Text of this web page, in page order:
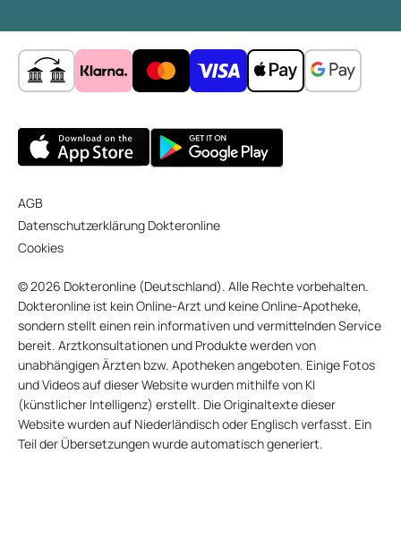
AGB
Datenschutzerklärung Dokteronline
Cookies
© 2026 Dokteronline (Deutschland). Alle Rechte vorbehalten.
Dokteronline ist kein Online-Arzt und keine Online-Apotheke,
sondern stellt einen rein informativen und vermittelnden Service
bereit. Arztkonsultationen und Produkte werden von
unabhängigen Ärzten bzw. Apotheken angeboten. Einige Fotos
und Videos auf dieser Website wurden mithilfe von KI
(künstlicher Intelligenz) erstellt. Die Originaltexte dieser
Website wurden auf Niederländisch oder Englisch verfasst. Ein
Teil der Übersetzungen wurde automatisch generiert.